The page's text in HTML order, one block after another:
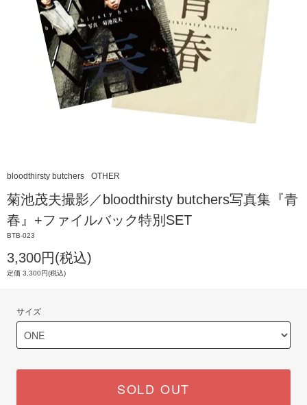
bloodthirsty butchers OTHER
菊池茂夫撮影／bloodthirsty butchers写真集『青
春』+ファイルバック特別SET
BTB-023
3,300円(税込)
定価 3,300円(税込)
サイズ
SOLD OUT